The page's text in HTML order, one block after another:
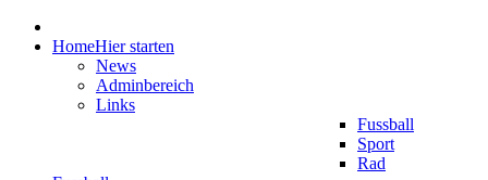
HomeHier starten
News
Adminbereich
Links
Fussball
Sport
Rad